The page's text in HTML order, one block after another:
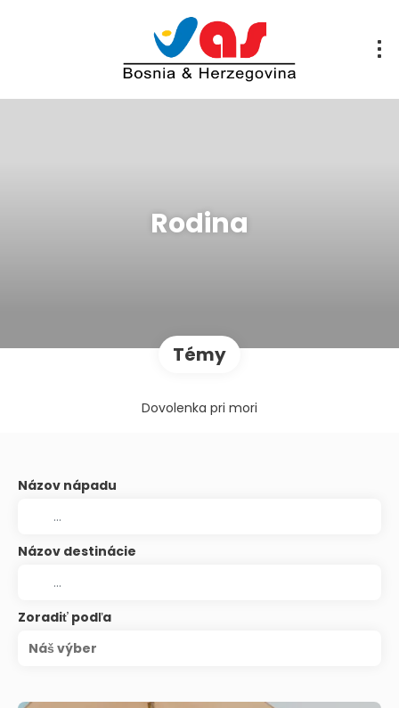
Rodina
Témy
Dovolenka pri mori
Názov nápadu
Názov destinácie
Zoradiť podľa
Náš výber